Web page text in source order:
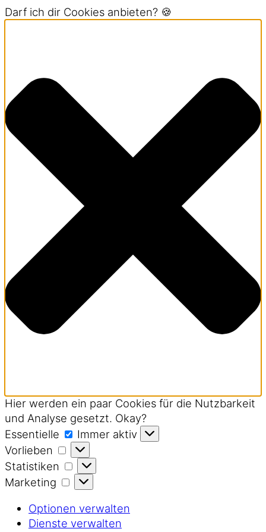
Darf ich dir Cookies anbieten? 🍪
Hier werden ein paar Cookies für die Nutzbarkeit
und Analyse gesetzt. Okay?
Essentielle
Essentielle
Immer aktiv
Vorlieben
Vorlieben
Statistiken
Statistiken
Marketing
Marketing
Optionen verwalten
Dienste verwalten